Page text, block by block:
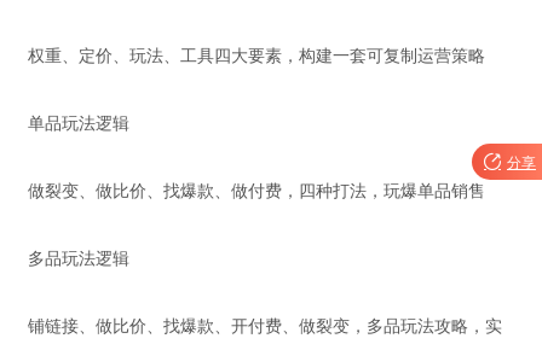
权重、定价、玩法、工具四大要素，构建一套可复制运营策略
单品玩法逻辑
做裂变、做比价、找爆款、做付费，四种打法，玩爆单品销售
多品玩法逻辑
铺链接、做比价、找爆款、开付费、做裂变，多品玩法攻略，实
 分享